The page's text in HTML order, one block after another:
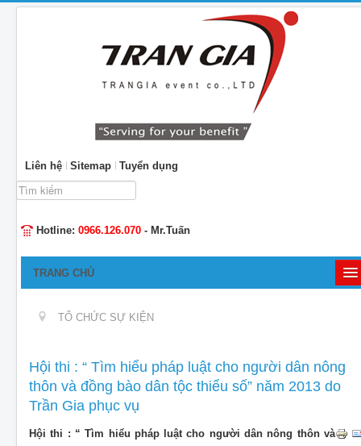
Liên hệ Sitemap
Tuyển dụng
Tìm
kiếm...
Hotline: 0966.126.070 - Mr.Tuấn
TRANG CHỦ
CHO THUÊ THIẾT BỊ SỰ KIỆN
THIẾT KẾ
TỔ CHỨC SỰ KIỆN
Hội thi : “ Tìm hiểu pháp luật cho người dân nông
thôn và đồng bào dân tộc thiểu số” năm 2013 do
Trần Gia phục vụ
Hội thi : “ Tìm hiểu pháp luật cho người dân nông thôn và